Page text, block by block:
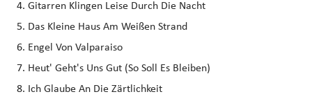
Gitarren Klingen Leise Durch Die Nacht
Das Kleine Haus Am Weißen Strand
Engel Von Valparaiso
Heut' Geht's Uns Gut (So Soll Es Bleiben)
Ich Glaube An Die Zärtlichkeit